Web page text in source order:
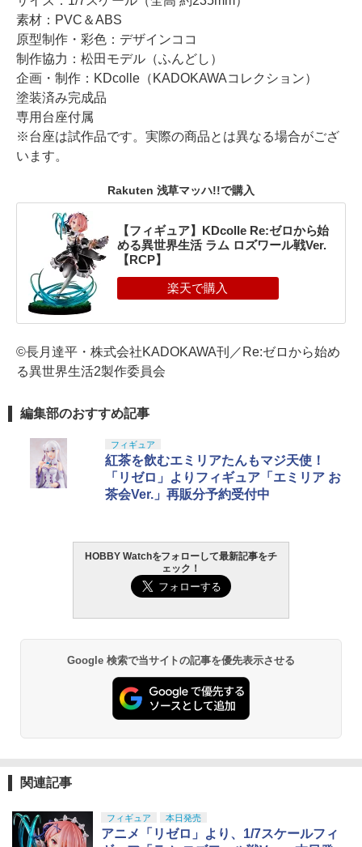
素材：PVC＆ABS
原型制作・彩色：デザインココ
制作協力：松田モデル（ふんどし）
企画・制作：KDcolle（KADOKAWAコレクション）
塗装済み完成品
専用台座付属
※台座は試作品です。実際の商品とは異なる場合がござ
います。
Rakuten 浅草マッハ!!で購入
【フィギュア】KDcolle Re:ゼロから始
める異世界生活 ラム ロズワール戦Ver.
【RCP】
©長月達平・株式会社KADOKAWA刊／Re:ゼロから始め
る異世界生活2製作委員会
編集部のおすすめ記事
フィギュア
紅茶を飲むエミリアたんもマジ天使！
「リゼロ」よりフィギュア「エミリア お
茶会Ver.」再販分予約受付中
HOBBY Watchをフォローして最新記事をチ
ェック！
Google 検索で当サイトの記事を優先表示させる
関連記事
フィギュア 本日発売
アニメ「リゼロ」より、1/7スケールフィ